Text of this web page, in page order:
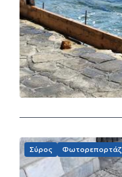
Σύρος Φωτορεπορτάζ